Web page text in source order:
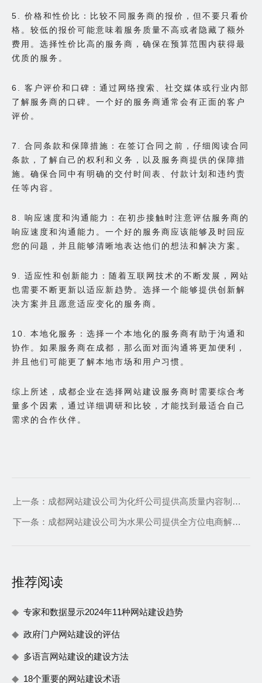
5. 价格和性价比：比较不同服务商的报价，但不要只看价
格。较低的报价可能意味着服务质量不高或者隐藏了额外
费用。选择性价比高的服务商，确保在预算范围内获得最
优质的服务。
6. 客户评价和口碑：通过网络搜索、社交媒体或行业内部
了解服务商的口碑。一个好的服务商通常会有正面的客户
评价。
7. 合同条款和保障措施：在签订合同之前，仔细阅读合同
条款，了解自己的权利和义务，以及服务商提供的保障措
施。确保合同中有明确的交付时间表、付款计划和违约责
任等内容。
8. 响应速度和沟通能力：在初步接触时注意评估服务商的
响应速度和沟通能力。一个好的服务商应该能够及时回应
您的问题，并且能够清晰地表达他们的想法和解决方案。
9. 适应性和创新能力：随着互联网技术的不断发展，网站
也需要不断更新以适应新趋势。选择一个能够提供创新解
决方案并且愿意适应变化的服务商。
10. 本地化服务：选择一个本地化的服务商有助于沟通和
协作。如果服务商在成都，那么面对面沟通将更加便利，
并且他们可能更了解本地市场和用户习惯。
综上所述，成都企业在选择网站建设服务商时需要综合考
量多个因素，通过详细调研和比较，才能找到最适合自己
需求的合作伙伴。
上一条： 成都网站建设公司为化纤公司提供高质量内容制作指南吸引并留住更多网站访客
下一条： 成都网站建设公司为水果公司提供全方位电商解决方案
推荐阅读
专家和数据显示2024年11种网站建设趋势
政府门户网站建设的评估
多语言网站建设的建设方法
18个重要的网站建设术语